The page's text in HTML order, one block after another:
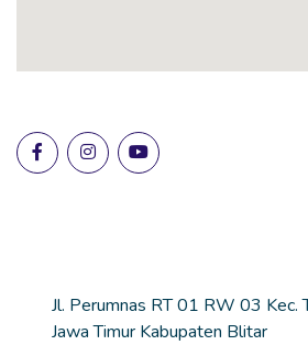
Jl. Perumnas RT 01 RW 03 Kec.
Jawa Timur Kabupaten Blitar